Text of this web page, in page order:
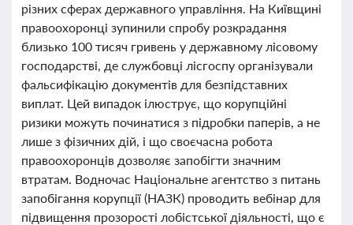
різних сферах державного управління. На Київщині
правоохоронці зупинили спробу розкрадання
близько 100 тисяч гривень у державному лісовому
господарстві, де службовці лісгоспу організували
фальсифікацію документів для безпідставних
виплат. Цей випадок ілюструє, що корупційні
ризики можуть починатися з підробки паперів, а не
лише з фізичних дій, і що своєчасна робота
правоохоронців дозволяє запобігти значним
втратам. Водночас Національне агентство з питань
запобігання корупції (НАЗК) проводить вебінар для
підвищення прозорості лобістської діяльності, що є